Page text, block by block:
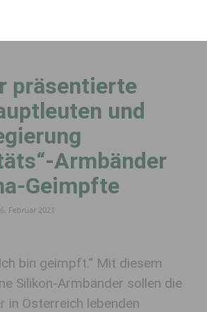
präsentierte
und
Armbänder
Geimpfte
Februar 2021
bin geimpft.“ Mit diesem
Silikon-Armbänder sollen die
in Österreich lebenden